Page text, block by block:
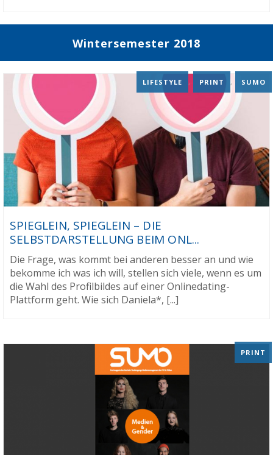
Wintersemester 2018
SPIEGLEIN, SPIEGLEIN – DIE
SELBSTDARSTELLUNG BEIM ONL...
LIFESTYLE , PRINT , SUMO
Die Frage, was kommt bei anderen besser an und wie
bekomme ich was ich will, stellen sich viele, wenn es um
die Wahl des Profilbildes auf einer Onlinedating-
Plattform geht. Wie sich Daniela*, [...]
PRINT